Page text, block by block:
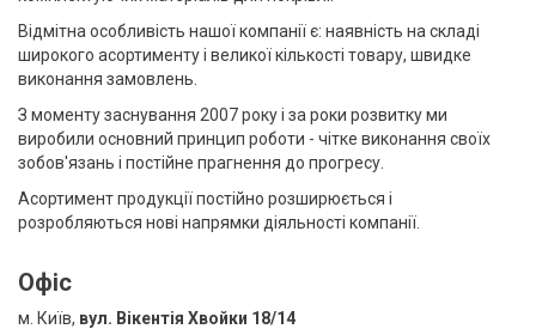
Відмітна особливість нашої компанії є: наявність на складі
широкого асортименту і великої кількості товару, швидке
виконання замовлень.
З моменту заснування 2007 року і за роки розвитку ми
виробили основний принцип роботи - чітке виконання своїх
зобов'язань і постійне прагнення до прогресу.
Асортимент продукції постійно розширюється і
розробляються нові напрямки діяльності компанії.
Офіс
м. Київ, вул. Вікентія Хвойки 18/14